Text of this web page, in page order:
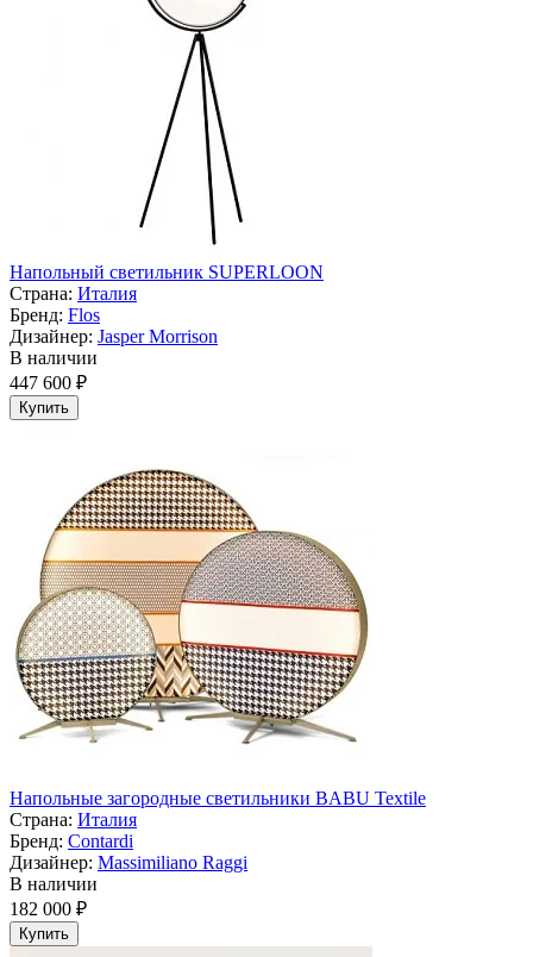
Напольный светильник SUPERLOON
Страна: Италия
Бренд: Flos
Дизайнер: Jasper Morrison
В наличии
447 600 ₽
Купить
Напольные загородные светильники BABU Textile
Страна: Италия
Бренд: Contardi
Дизайнер: Massimiliano Raggi
В наличии
182 000 ₽
Купить